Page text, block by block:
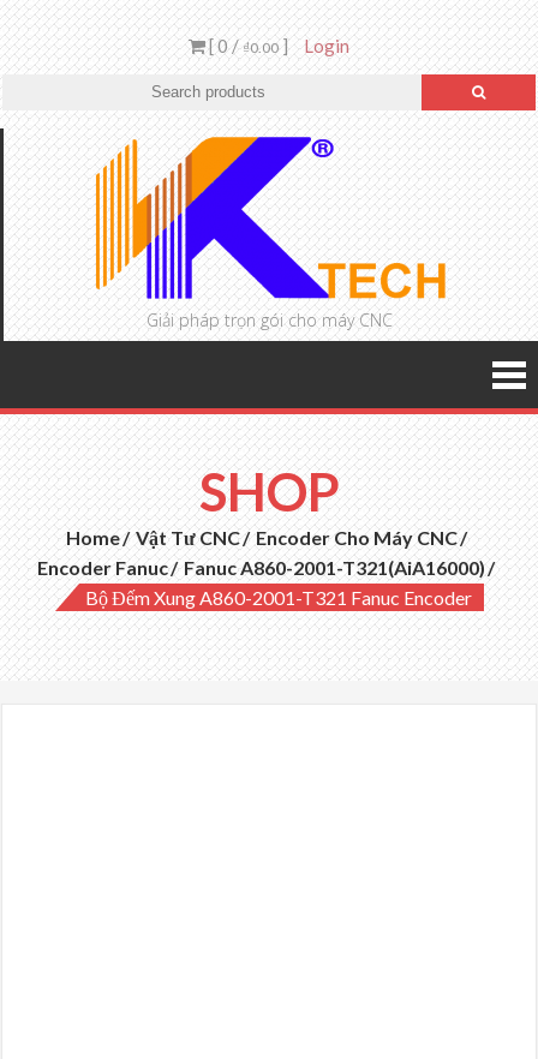
[ 0 /₫0.00] Login
Giải pháp trọn gói cho máy CNC
SHOP
Home Vật Tư CNC
Encoder Cho Máy CNC
Encoder Fanuc
Fanuc A860-2001-T321(AiA16000)
Bộ Đếm Xung A860-2001-T321 Fanuc Encoder